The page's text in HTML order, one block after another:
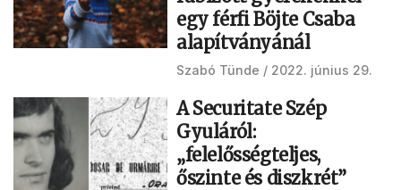
egy férfi Böjte Csaba
alapítványánál
Szabó Tünde 2022. június 29.
A Securitate Szép
Gyuláról:
„felelősségteljes,
őszinte és diszkrét”